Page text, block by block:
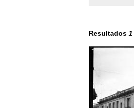
Resultados 1